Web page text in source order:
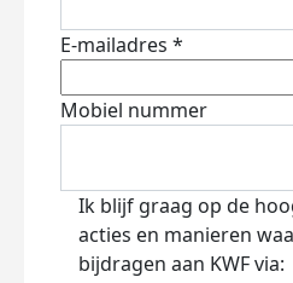
E-mailadres *
Mobiel nummer
Ik blijf graag op de
acties en manieren
bijdragen aan KWF via: